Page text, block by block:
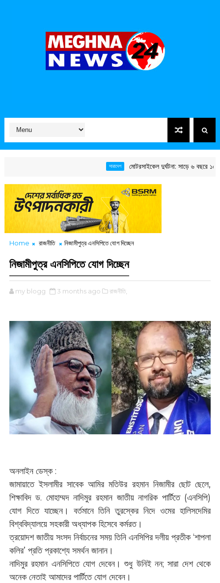
মোটরসাইকেল দুর্ঘটনা: সাড়ে ৬ বছরে ১৫
Home রাজনীতি নিজামীপুত্র এনসিপিতে যোগ দিচ্ছেন
নিজামীপুত্র এনসিপিতে যোগ দিচ্ছেন
my blogg 3 months ago রাজনীতি,
অনলাইন ডেস্ক :
জামায়াতে ইসলামীর সাবেক আমির মতিউর রহমান নিজামীর ছোট ছেলে,
শিক্ষাবিদ ড. মোহাম্মদ নাদিমুর রহমান জাতীয় নাগরিক পার্টিতে (এনসিপি)
যোগ দিতে যাচ্ছেন। বর্তমানে তিনি তুরস্কের নিদে ওমের হালিসদেমির
বিশ্ববিদ্যালয়ে সহকারী অধ্যাপক হিসেবে কর্মরত।
ত্রয়োদশ জাতীয় সংসদ নির্বাচনের সময় তিনি এনসিপির দলীয় প্রতীক ‘শাপলা
কলির’ প্রতি প্রকাশ্যে সমর্থন জানান।
নাদিমুর রহমান এনসিপিতে যোগ দেবেন। শুধু উনিই নন; সারা দেশ থেকে
অনেক নেতাই আমাদের পার্টিতে যোগ দেবেন।